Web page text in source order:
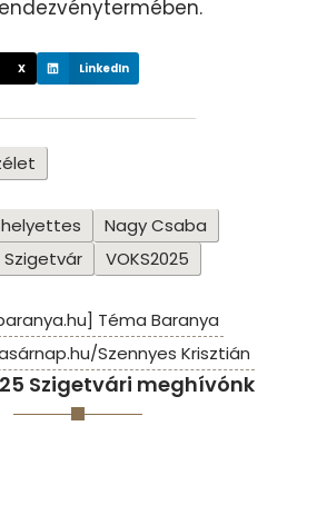
X LinkedIn
Nagy Csaba
Szigetvár VOKS2025
Téma Baranya
Szennyes Krisztián
Szigetvári meghívónk